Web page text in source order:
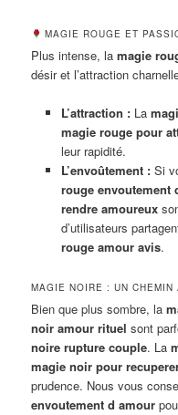
MAGIE ROUGE ET
Plus intense, lamagie
désir et l’attraction
L’attraction :La
magie rouge pour
leur rapidité.
L’envoûtement :Si
rouge envoutement
rendre amoureux
d’utilisateurs
rouge amour avis.
MAGIE NOIRE : UN CHEMIN
Bien que plus sombre, la
noir amour rituel sont
noire rupture couple. La
magie noir pour
prudence. Nous vous
envoutement d amour